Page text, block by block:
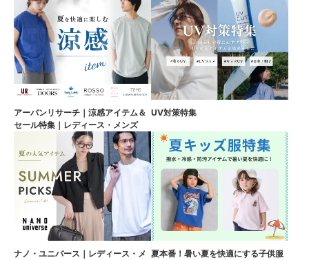
アーバンリサーチ｜涼感アイテム＆
セール特集｜レディース・メンズ
UV対策特集
ナノ・ユニバース｜レディース・メ 夏本番！暑い夏を快適にする子供服